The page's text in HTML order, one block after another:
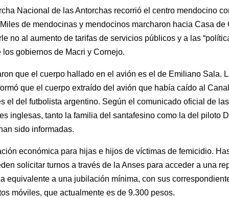
Nacional de las Antorchas recorrió el centro mendocino
de mendocinas y mendocinos marcharon hacia Casa de
no al aumento de tarifas de servicios públicos y a las
los gobiernos de Macri y Cornejo.
que el cuerpo hallado en el avión es el de Emiliano Sala.
que el cuerpo extraído del avión que había caído al
el del futbolista argentino. Según el comunicado oficial de las
inglesas, tanto la familia del santafesino como la del piloto
sido informadas.
económica para hijas e hijos de víctimas de femicidio.
solicitar turnos a través de la Anses para acceder a una
equivalente a una jubilación mínima, con sus
móviles, que actualmente es de 9.300 pesos.